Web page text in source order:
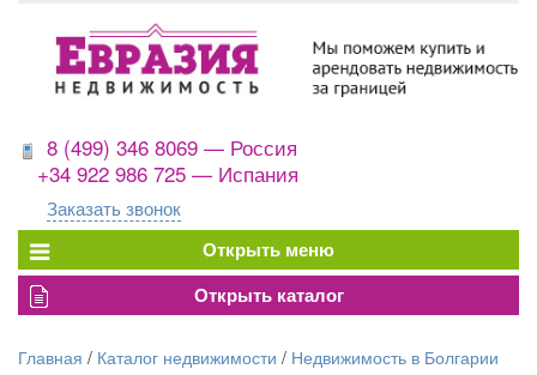
8 (499) 346 8069 — Россия
+34 922 986 725 — Испания
Заказать звонок
Главная / Каталог недвижимости / Недвижимость в Болгарии